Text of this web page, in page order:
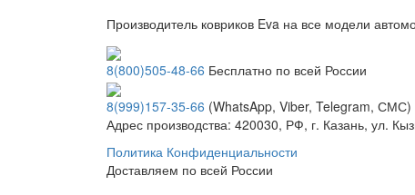
Производитель ковриков Eva на все модели
8(800)505-48-66 Бесплатно по всей России
8(999)157-35-66 (WhatsApp, Viber, Telegram, СМС)
Адрес производства: 420030, РФ, г. Казань, ул.
Политика Конфиденциальности
Доставляем по всей России